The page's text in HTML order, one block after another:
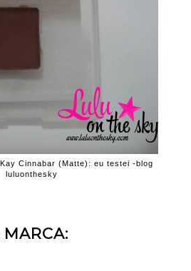
Cinnabar (Matte): eu testei -blog
luluonthesky